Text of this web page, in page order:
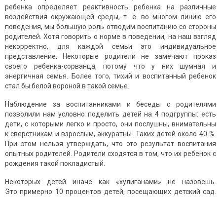
ребенка определяет реактивность ребенка на различные
воздействия окружающей среды, т. е. во многом линию его
поведения, мы большую роль отводим воспитанию со стороны
родителей. Хотя говорить о норме в поведении, на наш взгляд
некорректно, для каждой семьи это индивидуальное
представление. Некоторые родители не замечают проказ
своего ребенка-сорванца, потому что у них шумная и
энергичная семья. Более того, тихий и воспитанный ребенок
стал бы белой вороной в такой семье.
Наблюдение за воспитанниками и беседы с родителями
позволили нам условно поделить детей на 4 подгруппы: есть
дети, с которыми легко и просто, они послушны, внимательны
к сверстникам и взрослым, аккуратны. Таких детей около 40 %.
При этом нельзя утверждать, что это результат воспитания
опытных родителей. Родители сходятся в том, что их ребенок с
рождения такой покладистый.
Некоторых детей иначе как «хулиганами» не назовешь.
Это примерно 10 процентов детей, посещающих детский сад.